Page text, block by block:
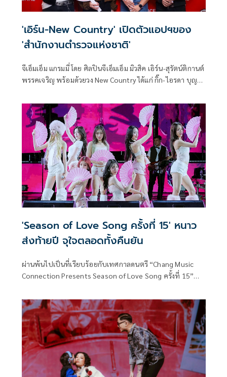
'เอิร์น-New Country' เปิดตัวแอปฯของ
'สำนักงานตำรวจแห่งชาติ'
จีเอ็มเอ็ม แกรมมี่ โดย ศิลปินจีเอ็มเอ็ม มิวสิค เอิร์น-สุรัตน์ติกานต์
พรรคเจริญ พร้อมด้วยวง New Country ได้แก่ กิ๊ก-ไอรดา บุญมี,
“แจ้งความ (รัก) พิทักษ์ความปลอดภัย” เปิดตัวแอปพลิเคชัน
Police Care ช่วยดูแลความปลอดภัยของประชาชน โดย
สำนักงานตำรวจแห่งชาติ ณ ลาน Beacon ศูนย์การค้าเซ็นทรัล
เวิลด์
'Season of Love Song ครั้งที่ 15' หนาว
ส่งท้ายปี จุใจตลอดทั้งคืนยัน
ผ่านพ้นไปเป็นที่เรียบร้อยกับเทศกาลดนตรี “Chang Music
Connection Presents Season of Love Song ครั้งที่ 15”
มารวมตัวกัน ปีนี้หนาวแบบจริงจัง ณ เวเนโต้ อ.สวนผึ้ง จ.ราชบุรี
ในธีม Fantastic Circus